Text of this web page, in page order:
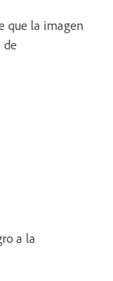
que la imagen
de
a la